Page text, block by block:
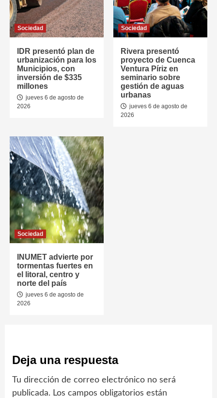
Sociedad
IDR presentó plan de
urbanización para los
Municipios, con
inversión de $335
millones
jueves 6 de agosto de
2026
Sociedad
Rivera presentó
proyecto de Cuenca
Ventura Píriz en
seminario sobre
gestión de aguas
urbanas
jueves 6 de agosto de
2026
Sociedad
INUMET advierte por
tormentas fuertes en
el litoral, centro y
norte del país
jueves 6 de agosto de
2026
Deja una respuesta
Tu dirección de correo electrónico no será
publicada. Los campos obligatorios están